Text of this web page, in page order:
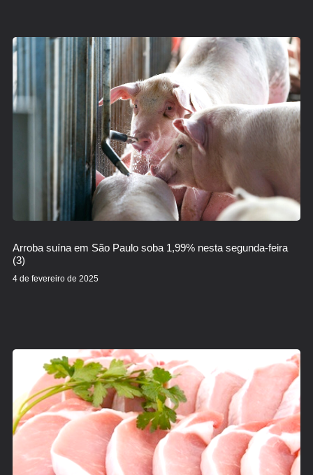
Arroba suína em São Paulo soba 1,99% nesta segunda-feira
(3)
4 de fevereiro de 2025